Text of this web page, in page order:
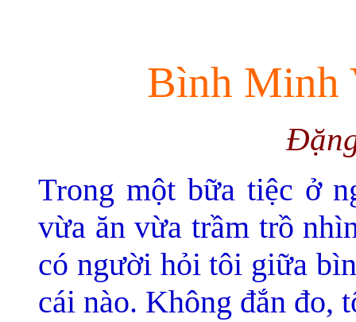
Bình Minh
Trong một bữa tiệc ở
vừa ăn vừa trầm trồ
có người hỏi tôi giữa
cái nào. Không đắn đo,